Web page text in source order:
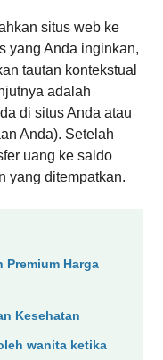
situs web ke
yang Anda inginkan,
tautan kontekstual
adalah
di situs Anda atau
Anda). Setelah
uang ke saldo
yang ditempatkan.
Premium Harga
Kesehatan
wanita ketika